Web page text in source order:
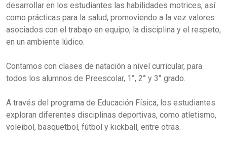
desarrollar en los estudiantes las habilidades motrices, así
como prácticas para la salud, promoviendo a la vez valores
asociados con el trabajo en equipo, la disciplina y el respeto,
en un ambiente lúdico.
Contamos con clases de natación a nivel curricular, para
todos los alumnos de Preescolar, 1°, 2° y 3° grado.
A través del programa de Educación Física, los estudiantes
exploran diferentes disciplinas deportivas, como atletismo,
voleibol, basquetbol, fútbol y kickball, entre otras.